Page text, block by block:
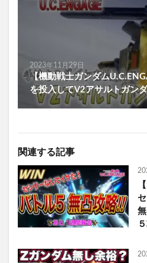
2023年11月29日
【機動戦士ガンダム
を投入してV2アサルトガン
関連する記事